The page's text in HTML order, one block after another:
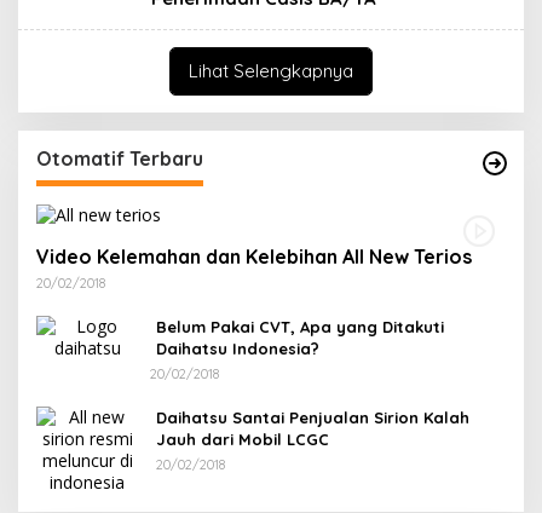
Lihat Selengkapnya
Otomatif Terbaru
Video Kelemahan dan Kelebihan All New Terios
20/02/2018
Belum Pakai CVT, Apa yang Ditakuti
Daihatsu Indonesia?
20/02/2018
Daihatsu Santai Penjualan Sirion Kalah
Jauh dari Mobil LCGC
20/02/2018